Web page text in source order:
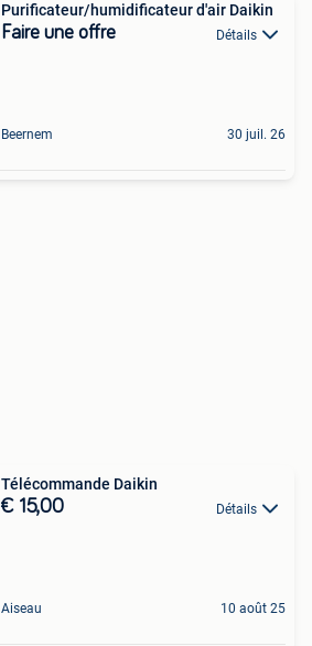
Purificateur/humidificateur d'air Daikin
Faire une offre Détails
Beernem 30 juil. 26
Télécommande Daikin
€ 15,00 Détails
Aiseau 10 août 25